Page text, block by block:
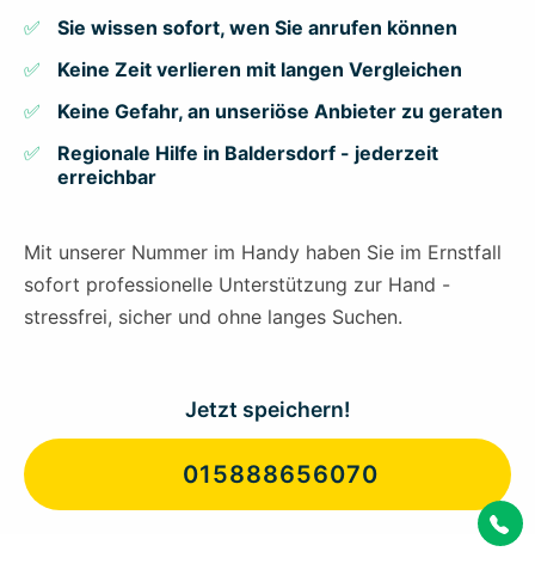
Sie wissen sofort, wen Sie anrufen können
Keine Zeit verlieren mit langen Vergleichen
Keine Gefahr, an unseriöse Anbieter zu geraten
Regionale Hilfe in Baldersdorf - jederzeit
erreichbar
Mit unserer Nummer im Handy haben Sie im Ernstfall
sofort professionelle Unterstützung zur Hand -
stressfrei, sicher und ohne langes Suchen.
Jetzt speichern!
015888656070